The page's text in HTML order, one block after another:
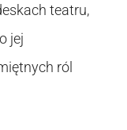
teatru,
jej
ról